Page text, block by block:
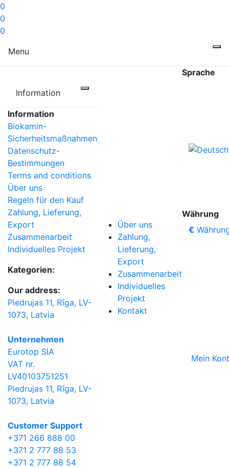
0
0
0
Menu
Information
Information
Biokamin-
Sicherheitsmaßnahmen
Datenschutz-
Bestimmungen
Terms and conditions
Über uns
Regeln für den Kauf
Zahlung, Lieferung,
Export
Zusammenarbeit
Individuelles Projekt
Kategorien:
Our address:
Piedrujas 11, Rīga, LV-
1073, Latvia
Unternehmen
Eurotop SIA
VAT nr.
LV40103751251
Piedrujas 11, Rīga, LV-
1073, Latvia
Сustomer Support
+371 266 888 00
+371 2 777 88 53
+371 2 777 88 54
Über uns
Zahlung,
Lieferung,
Export
Zusammenarbeit
Individuelles
Projekt
Kontakt
Sprache
Währung
€
Mein